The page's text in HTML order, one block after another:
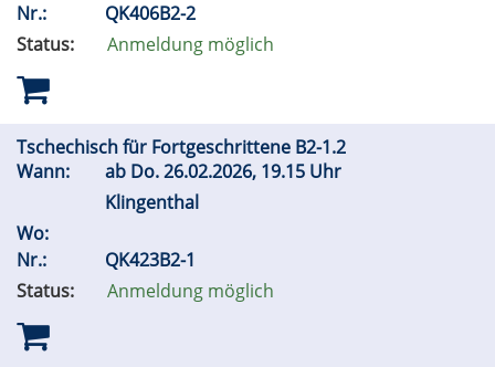
Nr.:
QK406B2-2
Status:
Anmeldung möglich
Tschechisch für Fortgeschrittene B2-1.2
Wann:
ab Do.26.02.2026, 19.15 Uhr
Klingenthal
Wo:
Nr.:
QK423B2-1
Status:
Anmeldung möglich